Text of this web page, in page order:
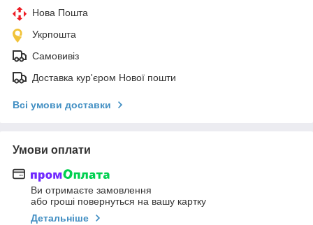
Нова Пошта
Укрпошта
Самовивіз
Доставка кур'єром Нової пошти
Всі умови доставки
Умови оплати
Ви отримаєте замовлення
або гроші повернуться на вашу картку
Детальніше